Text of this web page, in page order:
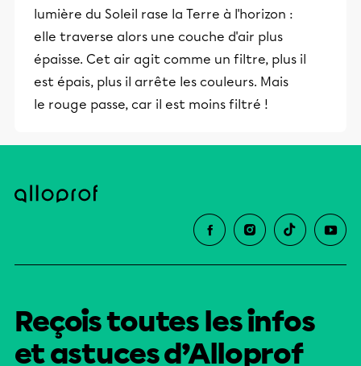
lumière du Soleil rase la Terre à l'horizon :
elle traverse alors une couche d'air plus
épaisse. Cet air agit comme un filtre, plus il
est épais, plus il arrête les couleurs. Mais
le rouge passe, car il est moins filtré !
Reçois toutes les infos
et astuces d’Alloprof